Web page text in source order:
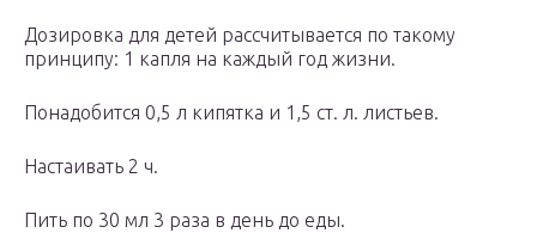
Дозировка для детей рассчитывается по такому
принципу: 1 капля на каждый год жизни.
Понадобится 0,5 л кипятка и 1,5 ст. л. листьев.
Настаивать 2 ч.
Пить по 30 мл 3 раза в день до еды.